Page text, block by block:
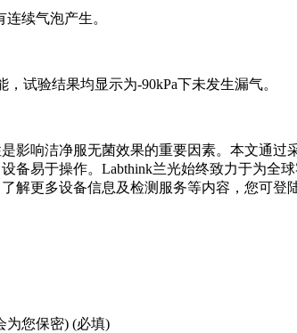
续气泡产生。
试验结果均显示为-90kPa下未发生漏气。
影响洁净服无菌效果的重要因素。本文通
备易于操作。Labthink兰光始终致力于为
解更多设备信息及检测服务等内容，您可登
为您保密) (必填)